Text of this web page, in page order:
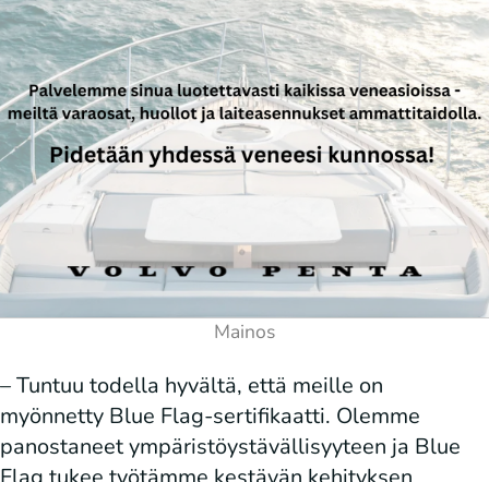
– Tuntuu todella hyvältä, että meille on
myönnetty Blue Flag-sertifikaatti. Olemme
panostaneet ympäristöystävällisyyteen ja Blue